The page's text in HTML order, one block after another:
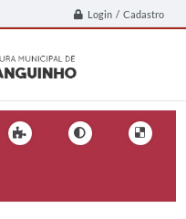
Login / Cadastro